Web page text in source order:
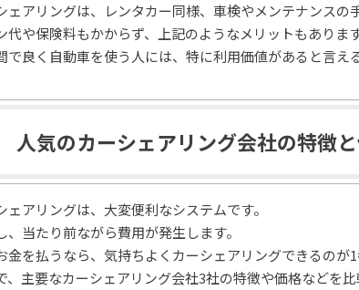
ェアリングは、レンタカー同様、車検やメンテナンスの
代や保険料もかからず、上記のようなメリットもあります
で良く自動車を使う人には、特に利用価値があると言え
人気のカーシェアリング会社の特徴
ェアリングは、大変便利なシステムです。
、当たり前ながら費用が発生します。
金を払うなら、気持ちよくカーシェアリングできるのが1
、主要なカーシェアリング会社3社の特徴や価格などを